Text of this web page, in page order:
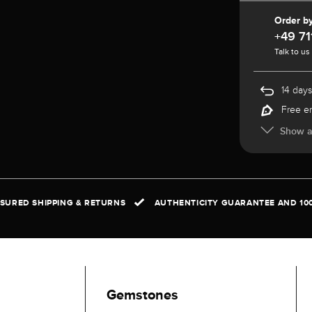
Order
+49
Talk to
14
Free
Show
SHIPPING & RETURNS AUTHENTICITY GUARANTEE AND
Gemstones